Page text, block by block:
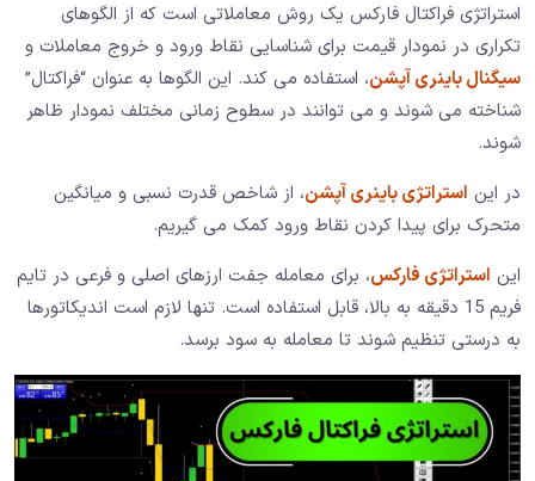
استراتژی فراکتال فارکس یک روش معاملاتی است که از الگوهای
تکراری در نمودار قیمت برای شناسایی نقاط ورود و خروج معاملات و
سیگنال باینری آپشن، استفاده می کند. این الگوها به عنوان “فراکتال”
شناخته می شوند و می توانند در سطوح زمانی مختلف نمودار ظاهر
شوند.
در این استراتژی باینری آپشن، از شاخص قدرت نسبی و میانگین
متحرک برای پیدا کردن نقاط ورود کمک می گیریم.
این استراتژی فارکس، برای معامله جفت ارزهای اصلی و فرعی در تایم
فریم 15 دقیقه به بالا، قابل استفاده است. تنها لازم است اندیکاتورها
به درستی تنظیم شوند تا معامله به سود برسد.